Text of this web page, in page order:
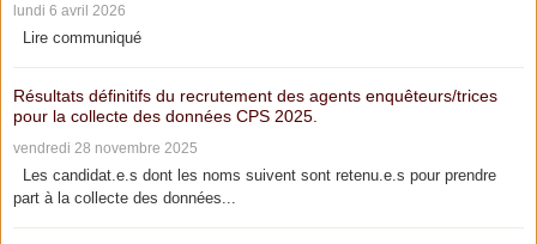
lundi 6 avril 2026
Lire communiqué
Résultats définitifs du recrutement des agents enquêteurs/trices
pour la collecte des données CPS 2025.
vendredi 28 novembre 2025
Les candidat.e.s dont les noms suivent sont retenu.e.s pour prendre
part à la collecte des données...